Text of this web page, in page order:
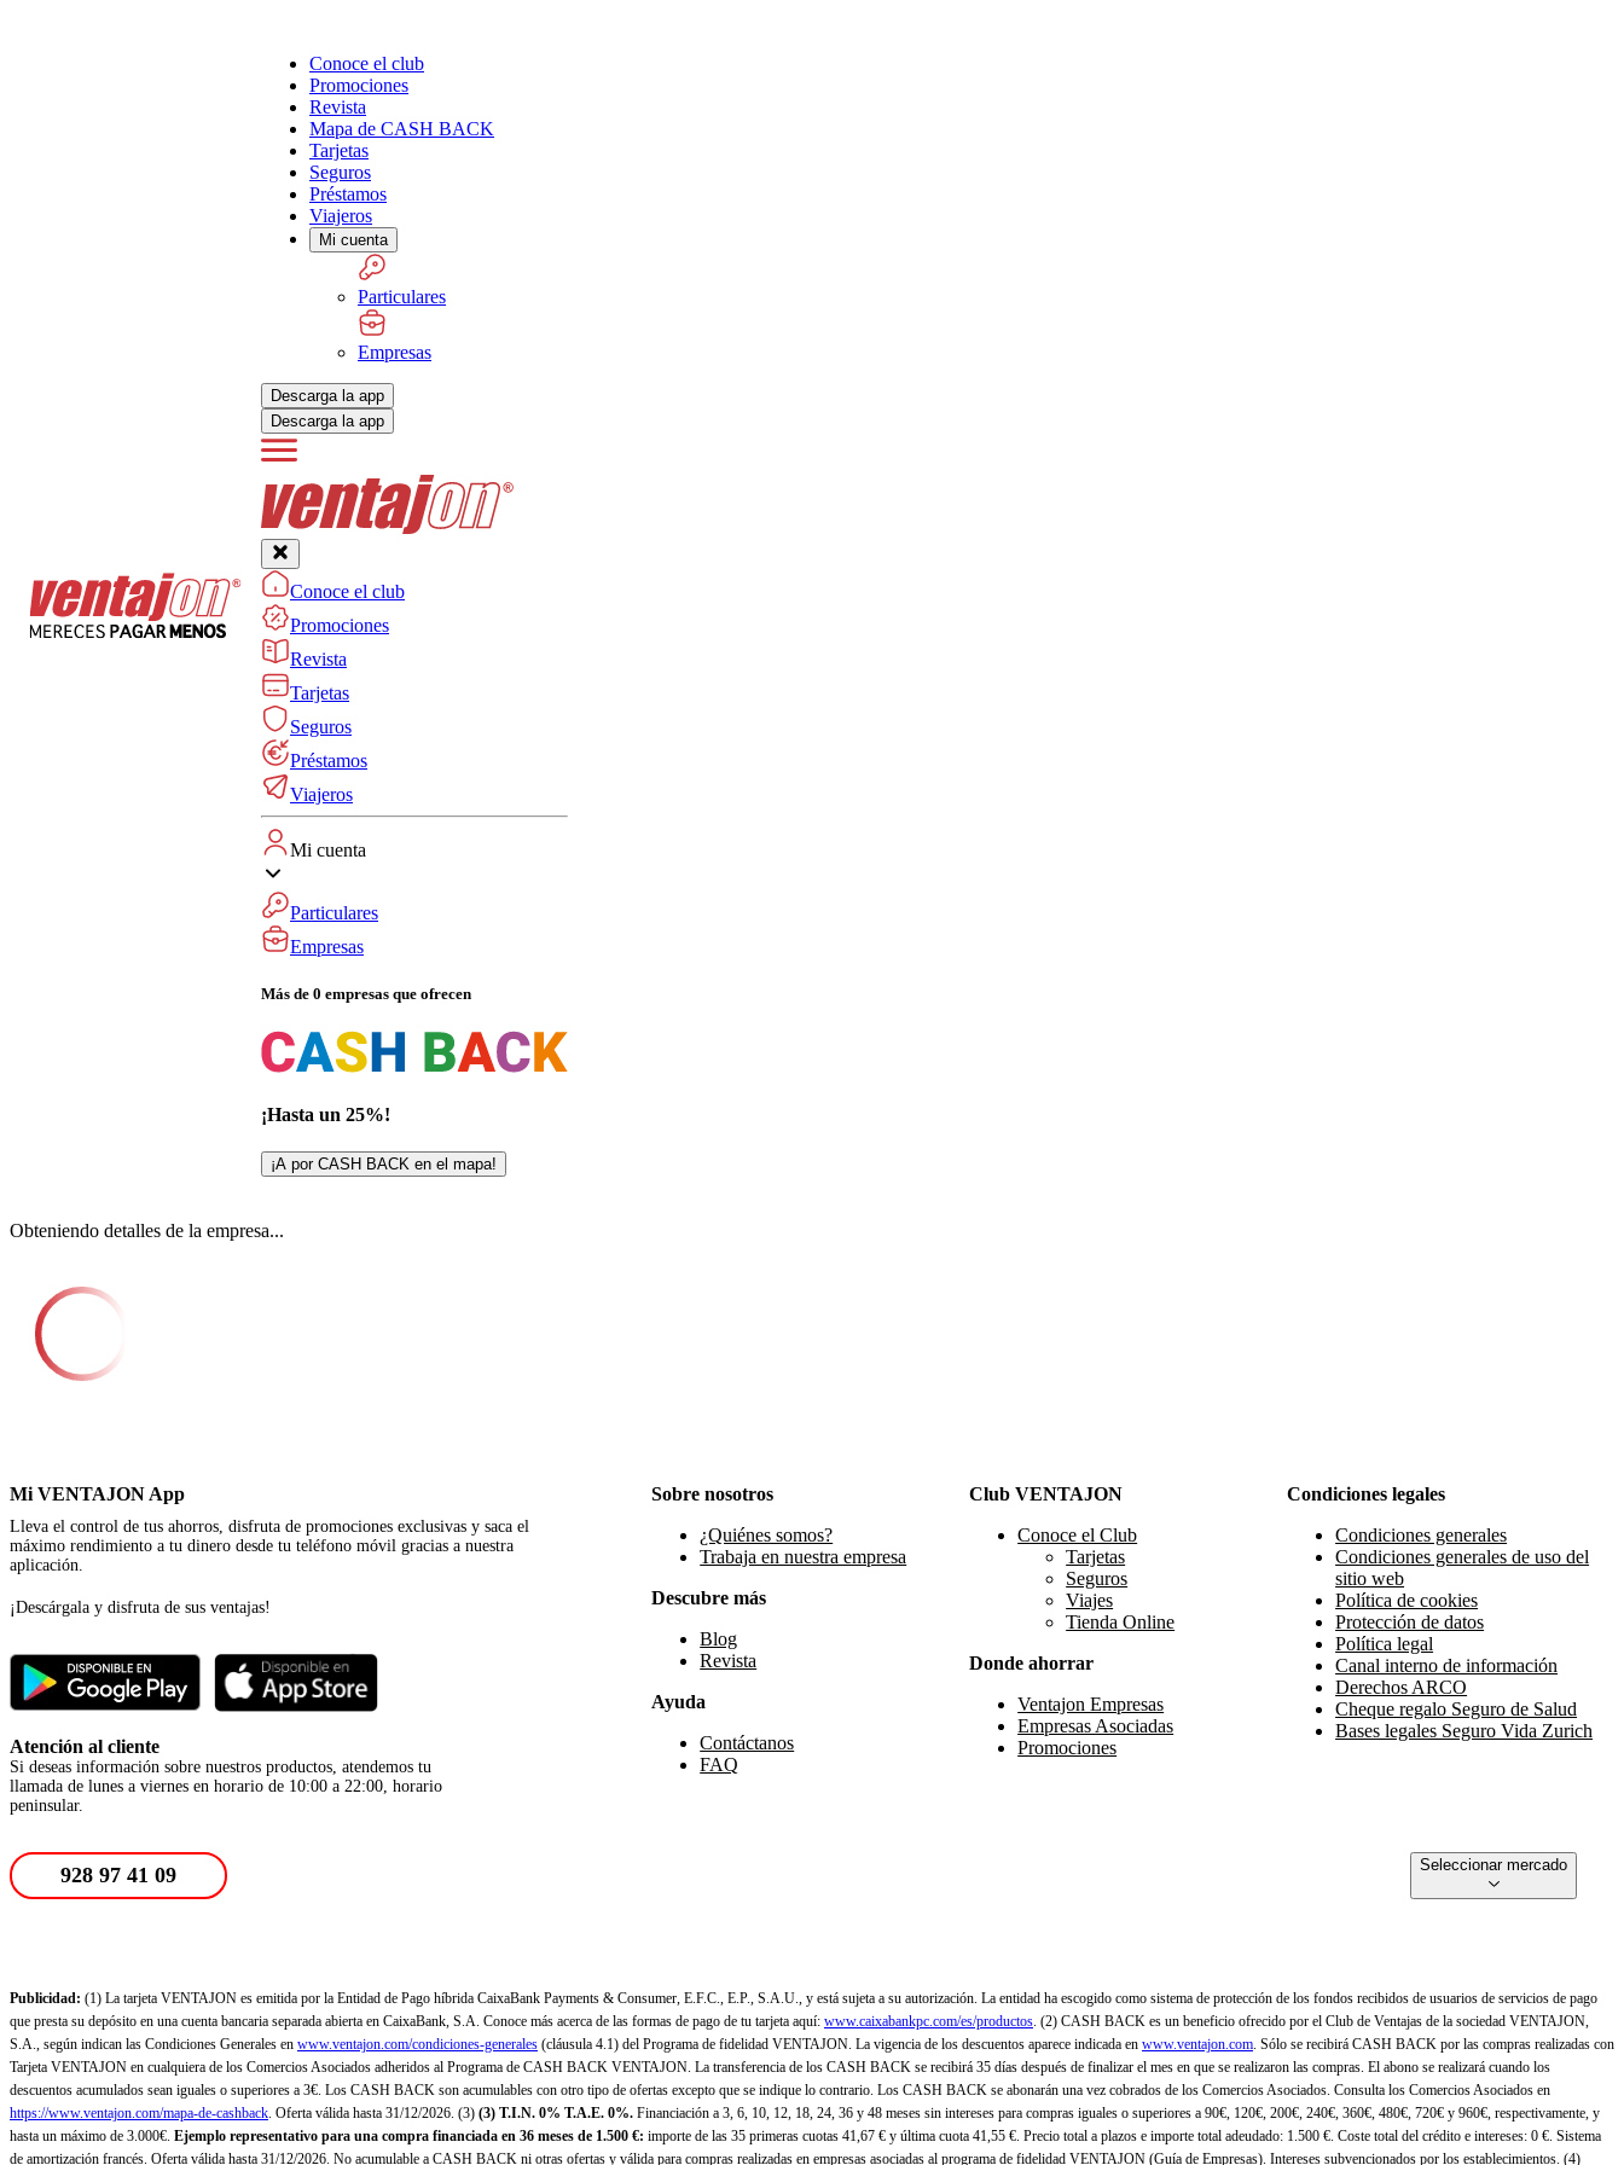
Conoce el club
Promociones
Revista
Mapa de CASH BACK
Tarjetas
Seguros
Préstamos
Viajeros
Mi cuenta
Particulares
Empresas
Descarga la app
Descarga la app
Conoce el club
Promociones
Revista
Tarjetas
Seguros
Préstamos
Viajeros
Mi cuenta
Particulares
Empresas
Más de 0 empresas que ofrecen
¡Hasta un 25%!
¡A por CASH BACK en el mapa!
Obteniendo detalles de la empresa...
Mi VENTAJON App
Lleva el control de tus ahorros, disfruta de promociones exclusivas y saca el
máximo rendimiento a tu dinero desde tu teléfono móvil gracias a nuestra
aplicación.
¡Descárgala y disfruta de sus ventajas!
Atención al cliente
Si deseas información sobre nuestros productos, atendemos tu
llamada de lunes a viernes en horario de 10:00 a 22:00, horario
peninsular.
Sobre nosotros
¿Quiénes somos?
Trabaja en nuestra empresa
Descubre más
Blog
Revista
Ayuda
Contáctanos
FAQ
Club VENTAJON
Conoce el Club
Tarjetas
Seguros
Viajes
Tienda Online
Donde ahorrar
Ventajon Empresas
Empresas Asociadas
Promociones
Condiciones legales
Condiciones generales
Condiciones generales de uso del
sitio web
Política de cookies
Protección de datos
Política legal
Canal interno de información
Derechos ARCO
Cheque regalo Seguro de Salud
Bases legales Seguro Vida Zurich
928 97 41 09 Seleccionar mercado
Publicidad: (1) La tarjeta VENTAJON es emitida por la Entidad de Pago híbrida CaixaBank Payments & Consumer, E.F.C., E.P., S.A.U., y está sujeta a su autorización. La entidad ha escogido como sistema de protección de los fondos recibidos de usuarios de servicios de pago
que presta su depósito en una cuenta bancaria separada abierta en CaixaBank, S.A. Conoce más acerca de las formas de pago de tu tarjeta aquí: www.caixabankpc.com/es/productos. (2) CASH BACK es un beneficio ofrecido por el Club de Ventajas de la sociedad VENTAJON,
S.A., según indican las Condiciones Generales en www.ventajon.com/condiciones-generales (cláusula 4.1) del Programa de fidelidad VENTAJON. La vigencia de los descuentos aparece indicada en www.ventajon.com. Sólo se recibirá CASH BACK por las compras realizadas con
Tarjeta VENTAJON en cualquiera de los Comercios Asociados adheridos al Programa de CASH BACK VENTAJON. La transferencia de los CASH BACK se recibirá 35 días después de finalizar el mes en que se realizaron las compras. El abono se realizará cuando los
descuentos acumulados sean iguales o superiores a 3€. Los CASH BACK son acumulables con otro tipo de ofertas excepto que se indique lo contrario. Los CASH BACK se abonarán una vez cobrados de los Comercios Asociados. Consulta los Comercios Asociados en
https://www.ventajon.com/mapa-de-cashback. Oferta válida hasta 31/12/2026. (3) (3) T.I.N. 0% T.A.E. 0%. Financiación a 3, 6, 10, 12, 18, 24, 36 y 48 meses sin intereses para compras iguales o superiores a 90€, 120€, 200€, 240€, 360€, 480€, 720€ y 960€, respectivamente, y
hasta un máximo de 3.000€. Ejemplo representativo para una compra financiada en 36 meses de 1.500 €: importe de las 35 primeras cuotas 41,67 € y última cuota 41,55 €. Precio total a plazos e importe total adeudado: 1.500 €. Coste total del crédito e intereses: 0 €. Sistema
de amortización francés. Oferta válida hasta 31/12/2026. No acumulable a CASH BACK ni otras ofertas y válida para compras realizadas en empresas asociadas al programa de fidelidad VENTAJON (Guía de Empresas). Intereses subvencionados por los establecimientos. (4)